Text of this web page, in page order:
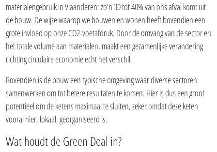
materialengebruik in Vlaanderen: zo’n 30 tot 40% van ons afval komt uit
de bouw. De wijze waarop we bouwen en wonen heeft bovendien een
grote invloed op onze CO2-voetafdruk. Door de omvang van de sector en
het totale volume aan materialen, maakt een gezamenlijke verandering
richting circulaire economie echt het verschil.
Bovendien is de bouw een typische omgeving waar diverse sectoren
samenwerken om tot betere resultaten te komen. Hier is dus een groot
potentieel om de ketens maximaal te sluiten, zeker omdat deze keten
vooral hier, lokaal, georganiseerd is.
Wat houdt de Green Deal in?